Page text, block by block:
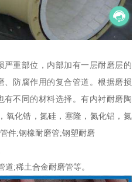
严重部位，内部加有一层耐磨层的
、防腐作用的复合管道。根据磨损
有不同的材料选择。有内衬耐磨陶
氧化锆，氮硅，塞隆，氮化铝，氮
件;钢橡耐磨管;钢塑耐磨
;稀土合金耐磨管等。